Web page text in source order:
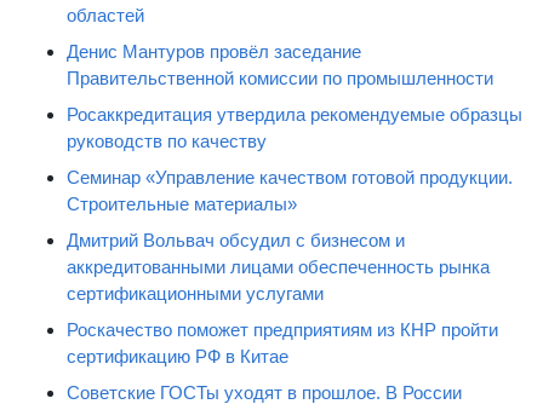
областей
Денис Мантуров провёл заседание
Правительственной комиссии по промышленности
Росаккредитация утвердила рекомендуемые образцы
руководств по качеству
Семинар «Управление качеством готовой продукции.
Строительные материалы»
Дмитрий Вольвач обсудил с бизнесом и
аккредитованными лицами обеспеченность рынка
сертификационными услугами
Роскачество поможет предприятиям из КНР пройти
сертификацию РФ в Китае
Советские ГОСТы уходят в прошлое. В России